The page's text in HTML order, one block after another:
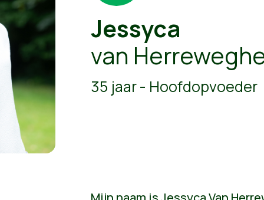
Jessyca
van
35 jaar - Hoofdopvoeder